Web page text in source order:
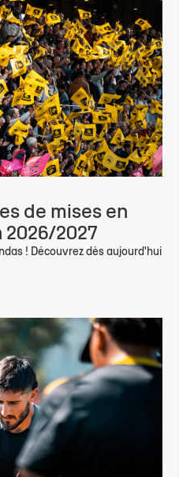
de mises en
2027
! Découvrez dès aujourd'hui